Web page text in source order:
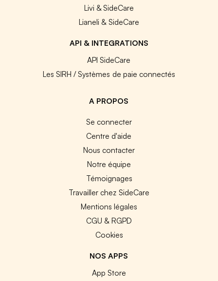
Livi & SideCare
Lianeli & SideCare
API & INTEGRATIONS
API SideCare
Les SIRH / Systèmes de paie connectés
A PROPOS
Se connecter
Centre d'aide
Nous contacter
Notre équipe
Témoignages
Travailler chez SideCare
Mentions légales
CGU & RGPD
Cookies
NOS APPS
App Store